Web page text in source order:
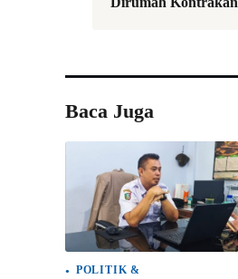
Baca Juga
POLITIK &